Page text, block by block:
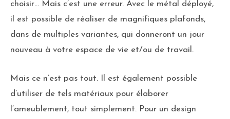
choisir… Mais c’est une erreur. Avec le métal déployé,
il est possible de réaliser de magnifiques plafonds,
dans de multiples variantes, qui donneront un jour
nouveau à votre espace de vie et/ou de travail.
Mais ce n’est pas tout. Il est également possible
d’utiliser de tels matériaux pour élaborer
l’ameublement, tout simplement. Pour un design